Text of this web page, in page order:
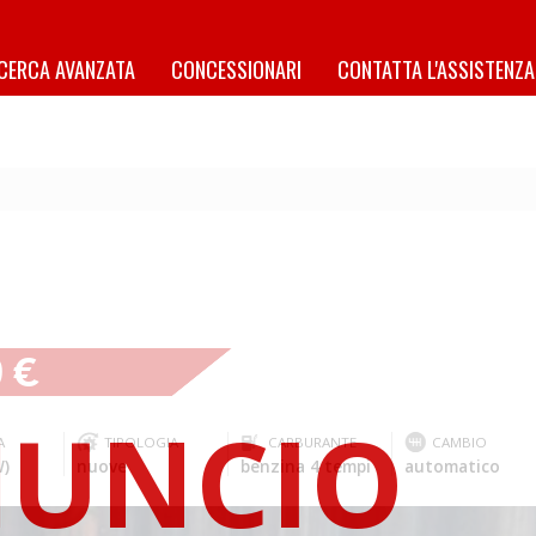
AVANZATA CONCESSIONARI CONTATTA L'ASSISTENZA
€
TIPOLOGIA
nuove
CARBURANTE
benzina 4 tempi
CAMBIO
automatico